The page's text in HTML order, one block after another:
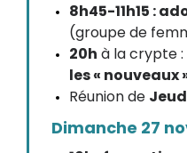
8h45-11h15 :
(groupe de
20h à la crypte :
les « nouveaux
Réunion de
Dimanche 27